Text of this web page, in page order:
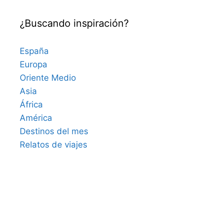
¿Buscando inspiración?
España
Europa
Oriente Medio
Asia
África
América
Destinos del mes
Relatos de viajes